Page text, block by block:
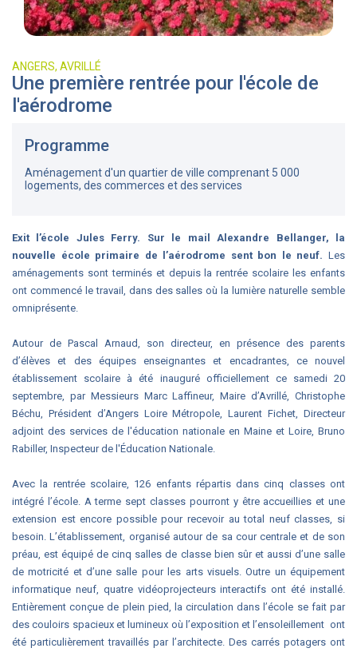
ANGERS, AVRILLÉ
Une première rentrée pour l'école de
l'aérodrome
Programme
Aménagement d'un quartier de ville comprenant 5 000
logements, des commerces et des services
Exit l’école Jules Ferry. Sur le mail Alexandre Bellanger, la
nouvelle école primaire de l’aérodrome sent bon le neuf. Les
aménagements sont terminés et depuis la rentrée scolaire les enfants
ont commencé le travail, dans des salles où la lumière naturelle semble
omniprésente.
Autour de Pascal Arnaud, son directeur, en présence des parents
d’élèves et des équipes enseignantes et encadrantes, ce nouvel
établissement scolaire à été inauguré officiellement ce samedi 20
septembre, par Messieurs Marc Laffineur, Maire d’Avrillé, Christophe
Béchu, Président d’Angers Loire Métropole, Laurent Fichet, Directeur
adjoint des services de l'éducation nationale en Maine et Loire, Bruno
Rabiller, Inspecteur de l'Éducation Nationale.
Avec la rentrée scolaire, 126 enfants répartis dans cinq classes ont
intégré l’école. A terme sept classes pourront y être accueillies et une
extension est encore possible pour recevoir au total neuf classes, si
besoin. L’établissement, organisé autour de sa cour centrale et de son
préau, est équipé de cinq salles de classe bien sûr et aussi d’une salle
de motricité et d’une salle pour les arts visuels. Outre un équipement
informatique neuf, quatre vidéoprojecteurs interactifs ont été installé.
Entièrement conçue de plein pied, la circulation dans l’école se fait par
des couloirs spacieux et lumineux où l’exposition et l’ensoleillement ont
été particulièrement travaillés par l’architecte. Des carrés potagers ont